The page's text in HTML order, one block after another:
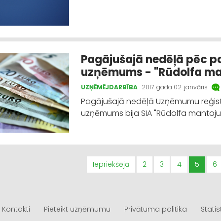
Pagājušajā nedēļā pēc
uzņēmums - "Rūdolfa
UZŅĒMĒJDARBĪBA 2017. gada 02. janvāris
Pagājušajā nedēļā Uzņēmumu
uzņēmums bija SIA "Rūdolfa
Iepriekšējā 2 3 4 5 6
Kontakti Pieteikt uzņēmumu Privātuma politika